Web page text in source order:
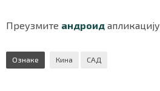
Преузмите андроид
Ознаке Кина САД